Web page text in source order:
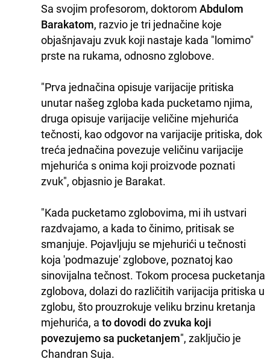
Sa svojim profesorom, doktorom Abdulom
Barakatom, razvio je tri jednačine koje
objašnjavaju zvuk koji nastaje kada "lomimo"
prste na rukama, odnosno zglobove.
"Prva jednačina opisuje varijacije pritiska
unutar našeg zgloba kada pucketamo njima,
druga opisuje varijacije veličine mjehurića
tečnosti, kao odgovor na varijacije pritiska, dok
treća jednačina povezuje veličinu varijacije
mjehurića s onima koji proizvode poznati
zvuk", objasnio je Barakat.
"Kada pucketamo zglobovima, mi ih ustvari
razdvajamo, a kada to činimo, pritisak se
smanjuje. Pojavljuju se mjehurići u tečnosti
koja 'podmazuje' zglobove, poznatoj kao
sinovijalna tečnost. Tokom procesa pucketanja
zglobova, dolazi do različitih varijacija pritiska u
zglobu, što prouzrokuje veliku brzinu kretanja
mjehurića, a to dovodi do zvuka koji
povezujemo sa pucketanjem", zaključio je
Chandran Suja.